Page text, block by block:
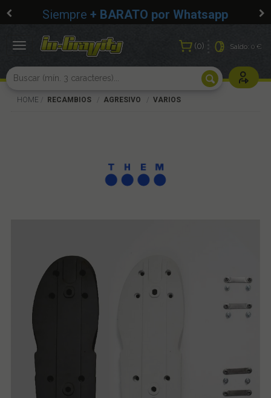
Siempre + BARATO por Whatsapp
0 Saldo:0 €
Usuarios
Toggle
HOME RECAMBIOS AGRESIVO VARIOS